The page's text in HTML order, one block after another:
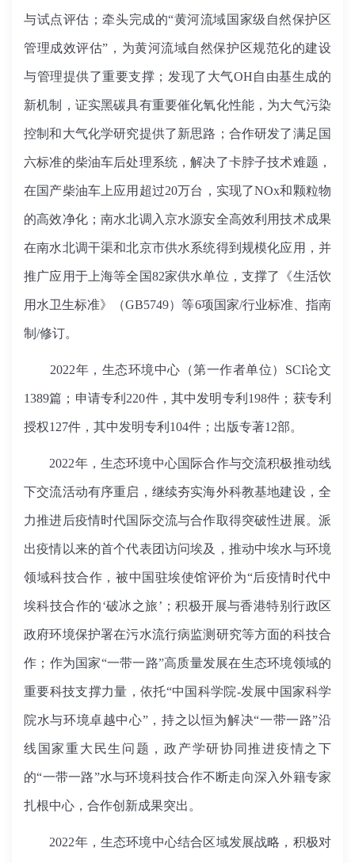
与试点评估；牵头完成的“黄河流域国家级自然保护区
管理成效评估”，为黄河流域自然保护区规范化的建设
与管理提供了重要支撑；发现了大气OH自由基生成的
新机制，证实黑碳具有重要催化氧化性能，为大气污染
控制和大气化学研究提供了新思路；合作研发了满足国
六标准的柴油车后处理系统，解决了卡脖子技术难题，
在国产柴油车上应用超过20万台，实现了NOx和颗粒物
的高效净化；南水北调入京水源安全高效利用技术成果
在南水北调干渠和北京市供水系统得到规模化应用，并
推广应用于上海等全国82家供水单位，支撑了《生活饮
用水卫生标准》（GB5749）等6项国家/行业标准、指南
制/修订。
2022年，生态环境中心（第一作者单位）SCI论文
1389篇；申请专利220件，其中发明专利198件；获专利
授权127件，其中发明专利104件；出版专著12部。
2022年，生态环境中心国际合作与交流积极推动线
下交流活动有序重启，继续夯实海外科教基地建设，全
力推进后疫情时代国际交流与合作取得突破性进展。派
出疫情以来的首个代表团访问埃及，推动中埃水与环境
领域科技合作，被中国驻埃使馆评价为“后疫情时代中
埃科技合作的‘破冰之旅’；积极开展与香港特别行政区
政府环境保护署在污水流行病监测研究等方面的科技合
作；作为国家“一带一路”高质量发展在生态环境领域的
重要科技支撑力量，依托“中国科学院-发展中国家科学
院水与环境卓越中心”，持之以恒为解决“一带一路”沿
线国家重大民生问题，政产学研协同推进疫情之下
的“一带一路”水与环境科技合作不断走向深入外籍专家
扎根中心，合作创新成果突出。
2022年，生态环境中心结合区域发展战略，积极对